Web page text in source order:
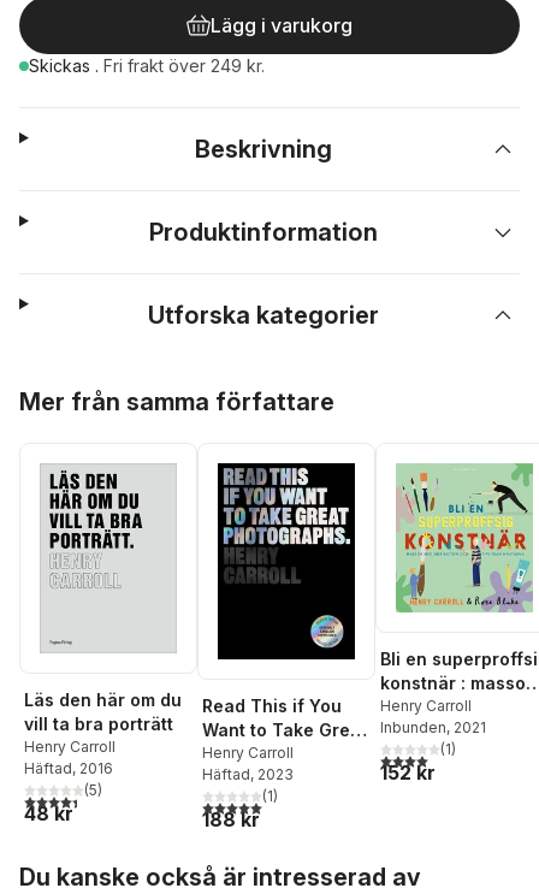
Lägg i varukorg
Skickas . Fri frakt över 249 kr.
Beskrivning
Produktinformation
Utforska kategorier
Mer från samma författare
Läs den här om du
vill ta bra porträtt
Henry Carroll
Häftad, 2016
4,4utav 5 stjärnor. Totalt antal röster:
(5)
48 kr
Read This if You
Want to Take Great
Photographs
Henry Carroll
Häftad, 2023
5,0utav 5 stjärnor. Totalt antal röster:
(1)
188 kr
Bli en
konstnär : massor
med inspiration
och tips från
mästarna
Henry Carroll
Inbunden, 2021
4,0utav 5 stjärnor.
(1)
152 kr
Du kanske också är intresserad av